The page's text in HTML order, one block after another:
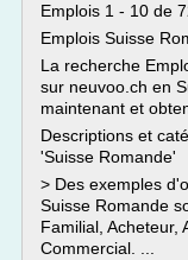
Emplois 1 - 10 de
Emplois Suisse
La recherche
sur neuvoo.ch en
maintenant et
Descriptions et
'Suisse Romande'
> Des exemples
Suisse Romande
Familial, Acheteur,
Commercial. ...